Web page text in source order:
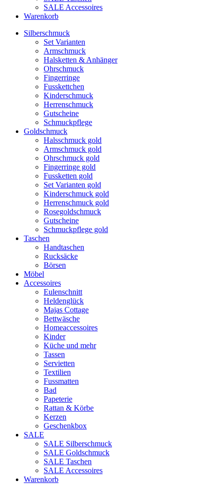
SALE Accessoires
Warenkorb
Silberschmuck
Set Varianten
Armschmuck
Halsketten & Anhänger
Ohrschmuck
Fingerringe
Fusskettchen
Kinderschmuck
Herrenschmuck
Gutscheine
Schmuckpflege
Goldschmuck
Halsschmuck gold
Armschmuck gold
Ohrschmuck gold
Fingerringe gold
Fussketten gold
Set Varianten gold
Kinderschmuck gold
Herrenschmuck gold
Rosegoldschmuck
Gutscheine
Schmuckpflege gold
Taschen
Handtaschen
Rucksäcke
Börsen
Möbel
Accessoires
Eulenschnitt
Heldenglück
Majas Cottage
Bettwäsche
Homeaccessoires
Kinder
Küche und mehr
Tassen
Servietten
Textilien
Fussmatten
Bad
Papeterie
Rattan & Körbe
Kerzen
Geschenkbox
SALE
SALE Silberschmuck
SALE Goldschmuck
SALE Taschen
SALE Accessoires
Warenkorb